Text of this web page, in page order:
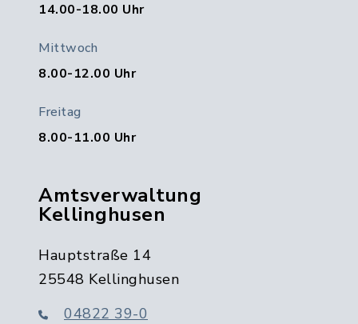
14.00-18.00 Uhr
Mittwoch
8.00-12.00 Uhr
Freitag
8.00-11.00 Uhr
Amtsverwaltung
Kellinghusen
Hauptstraße 14
25548 Kellinghusen
04822 39-0